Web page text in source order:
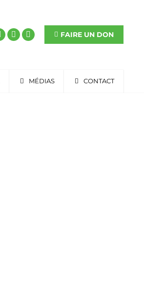
FAIRE UN DON
MÉDIAS CONTACT